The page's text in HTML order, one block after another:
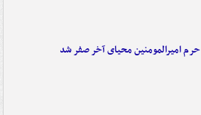
حرم امیرالمومنین محیای آخر صفر شد